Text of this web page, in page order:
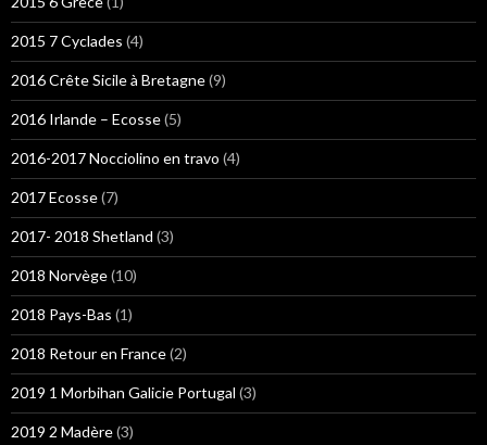
2015 7 Cyclades (4)
2016 Crête Sicile à Bretagne(9)
2016 Irlande – Ecosse(5)
2016-2017 Nocciolino en travo (4)
2017 Ecosse(7)
2017- 2018 Shetland (3)
2018 Norvège(10)
2018 Pays-Bas (1)
2018 Retour en France(2)
2019 1 Morbihan Galicie Portugal (3)
2019 2 Madère(3)